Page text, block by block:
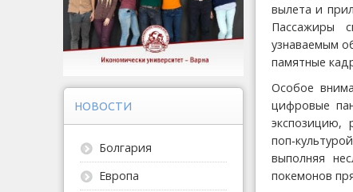
вылета и
Пассажиры
узнаваемым
памятные
Особое
цифровые
экспозицию,
выполняя
покемонов
НОВОСТИ
Болгария
Европа